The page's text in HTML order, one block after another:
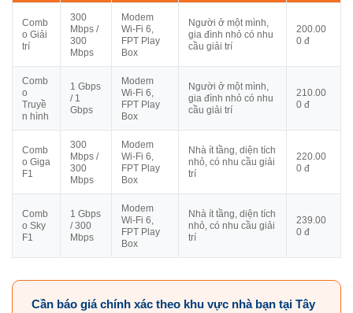
Comb
o Giải
trí
300
Mbps /
300
Mbps
Modem
Wi-Fi 6,
FPT Play
Box
Người ở một mình,
gia đình nhỏ có nhu
cầu giải trí
200.00
0 đ
Comb
o
Truyề
n hình
1 Gbps
/ 1
Gbps
Modem
Wi-Fi 6,
FPT Play
Box
Người ở một mình,
gia đình nhỏ có nhu
cầu giải trí
210.00
0 đ
Comb
o Giga
F1
300
Mbps /
300
Mbps
Modem
Wi-Fi 6,
FPT Play
Box
Nhà ít tầng, diện tích
nhỏ, có nhu cầu giải
trí
220.00
0 đ
Comb
o Sky
F1
1 Gbps
/ 300
Mbps
Modem
Wi-Fi 6,
FPT Play
Box
Nhà ít tầng, diện tích
nhỏ, có nhu cầu giải
trí
239.00
0 đ
Cần báo giá chính xác theo khu vực nhà bạn tại Tây